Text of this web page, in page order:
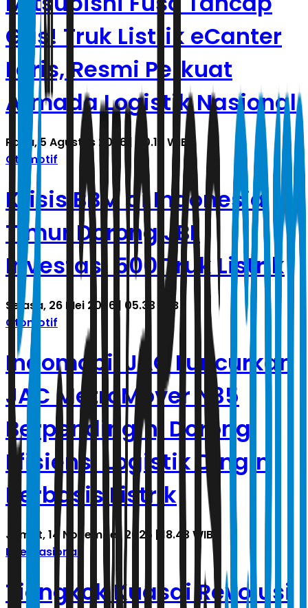
Gas! Truk Listrik eCanter
Laris, Resmi Perkuat
Armada Logistik Nasional
Rabu, 5 Agustus 2026 | 00.15 WIB
Otomotif
Krisis BBM di Indonesia
Timur Dorong JBL
Investasi 500 Truk Listrik
Selasa, 26 Mei 2026 | 05.33 WIB
Otomotif
Indomobil JAC Luncurkan
JAC MetroMover N35
Berpendingin, Dorong
Efisiensi Logistik Dingin
Berbasis Listrik
Jumat, 14 November 2025 | 18.43 WIB
Internasional
Tiongkok Kuasai Revolusi